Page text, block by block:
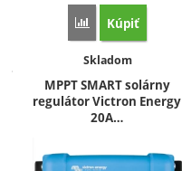
Porovnať
Kúpiť
Dostupnosť:
Skladom
MPPT SMART solárny
regulátor Victron Energy
20A…